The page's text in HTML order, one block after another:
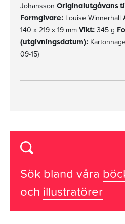
Johansson Originalutgåvans
Formgivare: Louise Winnerhall
140 x 219 x 19 mm Vikt: 345 g
(utgivningsdatum):
09-15)
Sök bland våra
och illustratörer